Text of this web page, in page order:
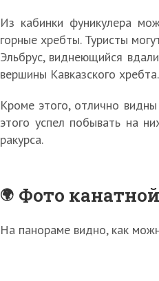
Из кабинки фуникулера
горные хребты. Туристы
Эльбрус, виднеющийся
вершины Кавказского хребта.
Кроме этого, отлично
этого успел побывать на
ракурса.
Фото
На панораме видно, как